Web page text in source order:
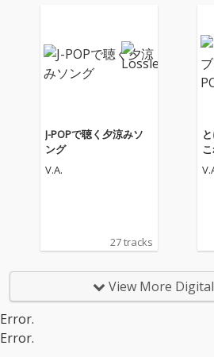
J-POPで聴く夕涼みソ
ング
V.A.
27 tracks
View More
Error.
Error.